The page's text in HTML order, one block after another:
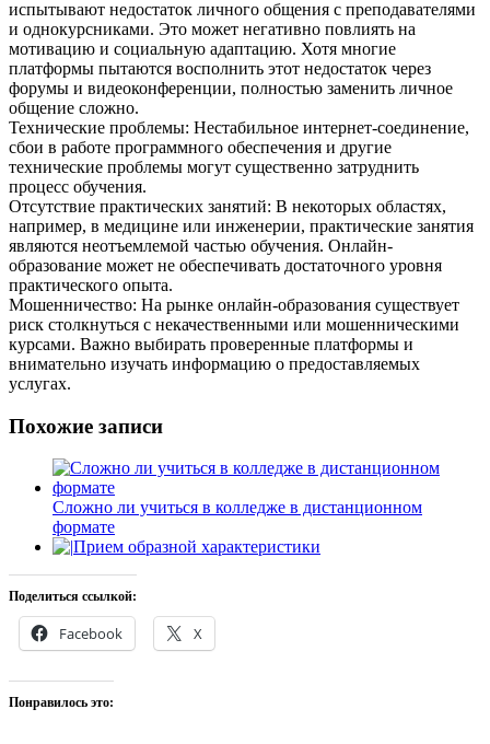
испытывают недостаток личного общения с преподавателями
и однокурсниками. Это может негативно повлиять на
мотивацию и социальную адаптацию. Хотя многие
платформы пытаются восполнить этот недостаток через
форумы и видеоконференции, полностью заменить личное
общение сложно.
Технические проблемы: Нестабильное интернет-соединение,
сбои в работе программного обеспечения и другие
технические проблемы могут существенно затруднить
процесс обучения.
Отсутствие практических занятий: В некоторых областях,
например, в медицине или инженерии, практические занятия
являются неотъемлемой частью обучения. Онлайн-
образование может не обеспечивать достаточного уровня
практического опыта.
Мошенничество: На рынке онлайн-образования существует
риск столкнуться с некачественными или мошенническими
курсами. Важно выбирать проверенные платформы и
внимательно изучать информацию о предоставляемых
услугах.
Похожие записи
Сложно ли учиться в колледже в дистанционном
формате
Прием образной характеристики
Поделиться ссылкой:
Facebook X
Понравилось это: